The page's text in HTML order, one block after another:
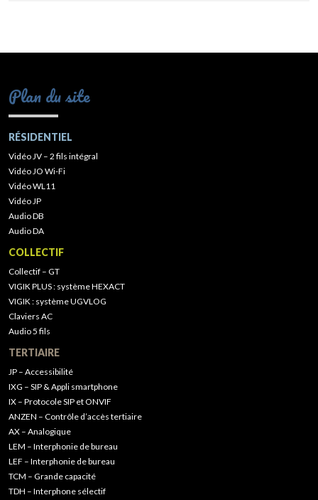
Plan du site
RÉSIDENTIEL
Vidéo JV – 2 fils intégral
Vidéo JO Wi-Fi
Vidéo WL11
Vidéo JP
Audio DB
Audio DA
COLLECTIF
Collectif – GT
VIGIK PLUS : système HEXACT
VIGIK : système UGVLOG
Claviers AC
Audio 5 fils
TERTIAIRE
JP – Accessibilité
IXG – SIP & Appli smartphone
IX – Protocole SIP et ONVIF
ANZEN – Contrôle d’accès tertiaire
AX – Analogique
LEM – Interphonie de bureau
LEF – Interphonie de bureau
TCM – Grande capacité
TDH – Interphone sélectif